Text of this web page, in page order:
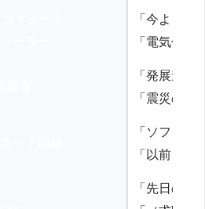
「今より
「電気代を
「発展途
「震災の
「ソフト
「以前、
「先日の